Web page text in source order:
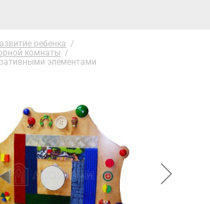
ребенка /
комнаты /
элементами